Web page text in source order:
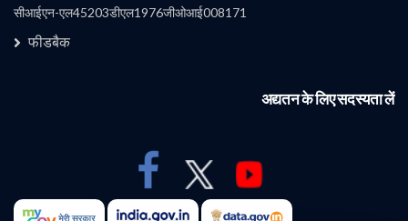
कंपनी
सीआईएन-एल45203डीएल1976जीओआई008171
फीडबैक
अद्यतन के लिए सदस्यता लें